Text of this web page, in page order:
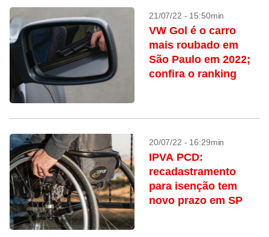
21/07/22 - 15:50min
VW Gol é o carro
mais roubado em
São Paulo em 2022;
confira o ranking
20/07/22 - 16:29min
IPVA PCD:
recadastramento
para isenção tem
novo prazo em SP